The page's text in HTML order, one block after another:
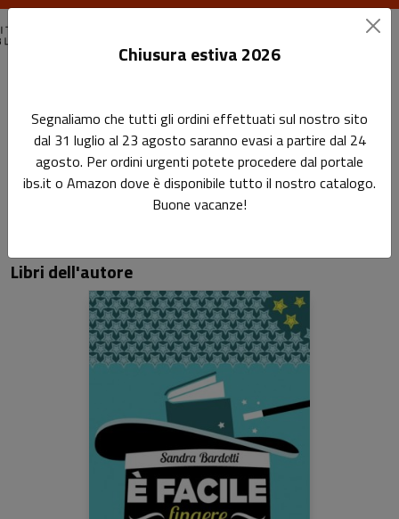
Sandra Bardotti
Pagina di Sandra Bardotti
Libri dell'autore
Chiusura estiva 2026
Segnaliamo che tutti gli ordini effettuati sul nostro sito
dal 31 luglio al 23 agosto saranno evasi a partire dal 24
agosto. Per ordini urgenti potete procedere dal portale
ibs.it o Amazon dove è disponibile tutto il nostro catalogo.
Buone vacanze!